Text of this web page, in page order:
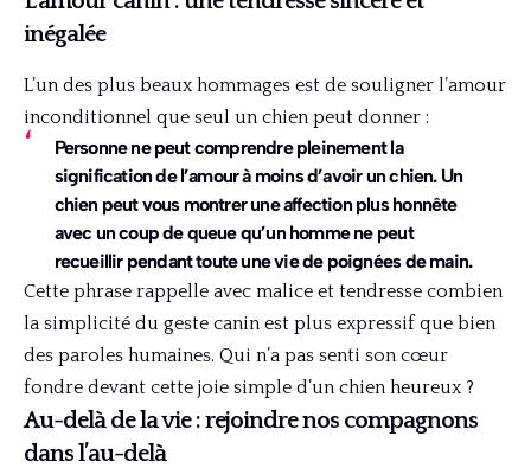
inégalée
L’un des plus beaux hommages est de souligner l’amour
inconditionnel que seul un chien peut donner :
Personne ne peut comprendre pleinement la
signification de l’amour à moins d’avoir un chien. Un
chien peut vous montrer une affection plus honnête
avec un coup de queue qu’un homme ne peut
recueillir pendant toute une vie de poignées de main.
Cette phrase rappelle avec malice et tendresse combien
la simplicité du geste canin est plus expressif que bien
des paroles humaines. Qui n’a pas senti son cœur
fondre devant cette joie simple d’un chien heureux ?
Au-delà de la vie : rejoindre nos compagnons
dans l’au-delà